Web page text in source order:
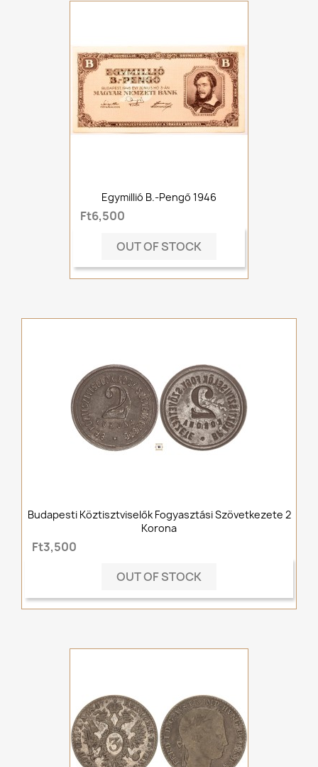
Egymillió B.-Pengő 1946
Ft6,500
OUT OF STOCK
Budapesti Köztisztviselők Fogyasztási Szövetkezete 2
Korona
Ft3,500
OUT OF STOCK